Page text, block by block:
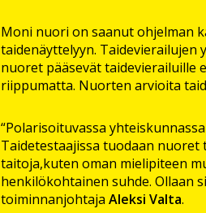
Moni nuori on saanut ohjelman
taidenäyttelyyn. Taidevierailujen
nuoret pääsevät taidevierailuille
riippumatta. Nuorten arvioita
“Polarisoituvassa
Taidetestaajissa tuodaan
taitoja,kuten oman mielipiteen
henkilökohtainen suhde. Ollaan
toiminnanjohtaja Aleksi Valta.